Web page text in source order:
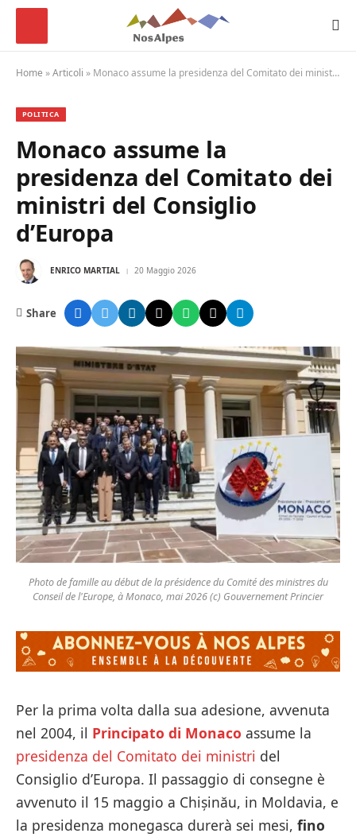
Home »Articoli » Monaco assume la presidenza del Comitato dei ministri del Consiglio d’Europa
POLITICA
Monaco assume la
presidenza del Comitato dei
ministri del Consiglio
d’Europa
ENRICO MARTIAL 20 Maggio 2026
Share
Photo de famille au début de la présidence du Comité des ministres du
Conseil de l'Europe, à Monaco, mai 2026 (c) Gouvernement Princier
Per la prima volta dalla sua adesione, avvenuta
nel 2004, il Principato di Monaco assume la
presidenza del Comitato dei ministri del
Consiglio d’Europa. Il passaggio di consegne è
avvenuto il 15 maggio a Chișinău, in Moldavia, e
la presidenza monegasca durerà sei mesi, fino